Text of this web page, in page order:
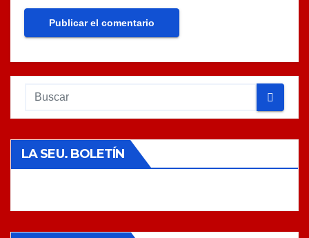
LA SEU. BOLETÍN